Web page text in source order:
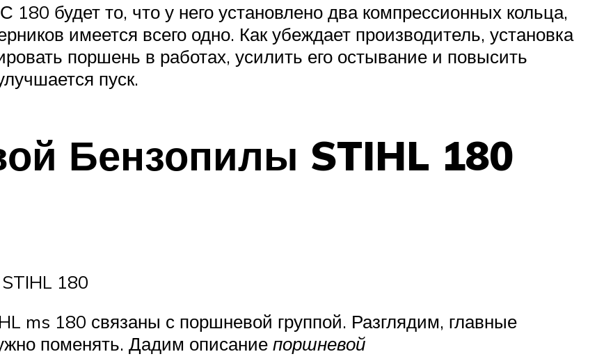
будет то, что у него установлено два компрессионных кольца,
имеется всего одно. Как убеждает производитель, установка
поршень в работах, усилить его остывание и повысить
пуск.
Бензопилы STIHL 180
180
ms 180 связаны с поршневой группой. Разглядим, главные
поменять. Дадим описание поршневой